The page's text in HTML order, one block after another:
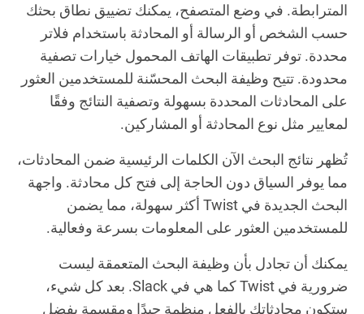
المترابطة. في وضع المتصفح، يمكنك تضييق نطاق بحثك
حسب الشخص أو الرسالة أو المحادثة باستخدام فلاتر
محددة. توفر تطبيقات الهاتف المحمول خيارات تصفية
محدودة. تتيح وظيفة البحث المحسّنة للمستخدمين العثور
على المحادثات المحددة بسهولة وتصفية النتائج وفقًا
لمعايير مثل نوع المحادثة أو المشاركين.
تُظهر نتائج البحث الآن الكلمات الرئيسية ضمن المحادثات،
مما يوفر السياق دون الحاجة إلى فتح كل محادثة. واجهة
البحث الجديدة في Twist أكثر سهولة، مما يضمن
للمستخدمين العثور على المعلومات بسرعة وفعالية.
يمكنك أن تجادل بأن وظيفة البحث المتعمقة ليست
ضرورية في Twist كما هي في Slack. بعد كل شيء،
ستكون محادثاتك بالفعل منظمة جيدًا ومقسمة بفضل